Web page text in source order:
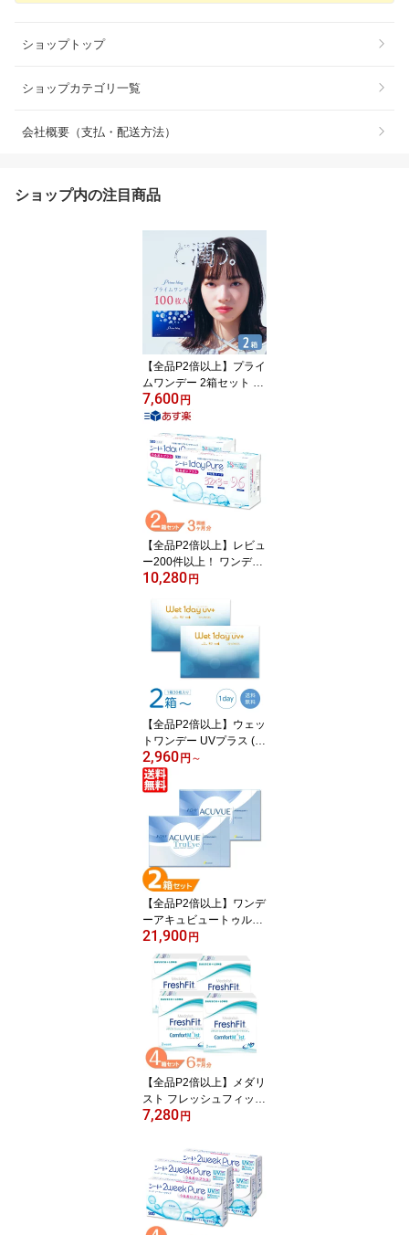
ショップトップ
ショップカテゴリ一覧
会社概要（支払・配送方法）
ショップ内の注目商品
【全品P2倍以上】プライ
ムワンデー 2箱セット (1
箱100枚) アイレ コンタ
クトレンズ ワンデー ボ
リュームパック 1日使い
捨て コンタクト クリア
レンズ UVカット MPCポ
リマー配合 含水率58%
送料無料 prime 1day
7,600円
【全品P2倍以上】レビュ
ー200件以上！ ワンデー
ピュアうるおいプラス 2
ド コンタクトレンズ 1日
使い捨て コンタクト ワ
ンデー ワンデーピュア
うるおいプラス 1dayPur
e 国産 うるおい 近視 最
短即日発送 送料無料
10,280円
【全品P2倍以上】ウェッ
トワンデー UVプラス (1
箱30枚) コンタクトレン
ズ ワンデー wet1day UV
+ うるおい MPCポリマー
紫外線カット メール便発
送 まとめ買い 送料無料
2,960円 ～
【全品P2倍以上】ワンデ
ーアキュビュートゥルー
アイ 2箱セット (1箱90
枚) ジョンソン・エン
ド・ジョンソン コンタク
トレンズ ワンデー 1日使
い捨て コンタクト 1day
acuvue trueye UVカット
送料無料 【一部欠品度数
あり】 【一部度数欠品
中】
21,900円
【全品P2倍以上】メダリ
スト フレッシュフィット
コンフォートモイスト 4
ロム コンタクトレンズ 2
week メダリスト 2週間
使い捨て 2ウィーク 近視
遠視 コンタクト medalist
送料無料【一部度数在庫
限り】
7,280円